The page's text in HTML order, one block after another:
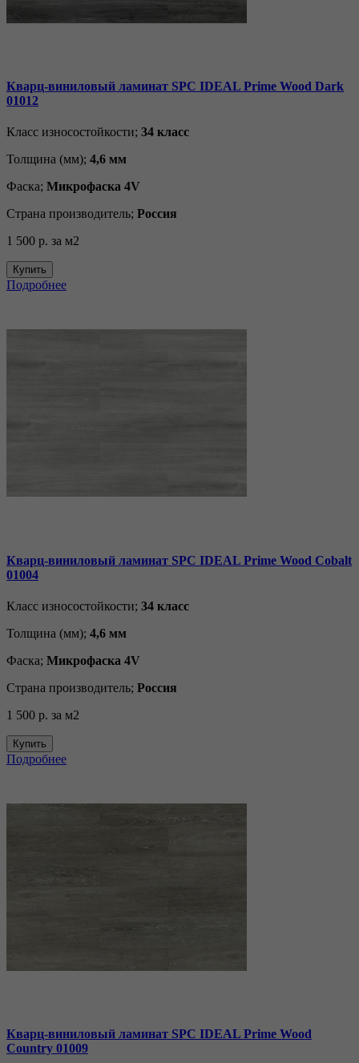
Кварц-виниловый ламинат SPC IDEAL Prime Wood Dark
01012
Класс износостойкости; 34 класс
Толщина (мм); 4,6 мм
Фаска; Микрофаска 4V
Страна производитель; Россия
1 500 р. за м2
Купить
Подробнее
Кварц-виниловый ламинат SPC IDEAL Prime Wood Cobalt
01004
Класс износостойкости; 34 класс
Толщина (мм); 4,6 мм
Фаска; Микрофаска 4V
Страна производитель; Россия
1 500 р. за м2
Купить
Подробнее
Кварц-виниловый ламинат SPC IDEAL Prime Wood
Country 01009